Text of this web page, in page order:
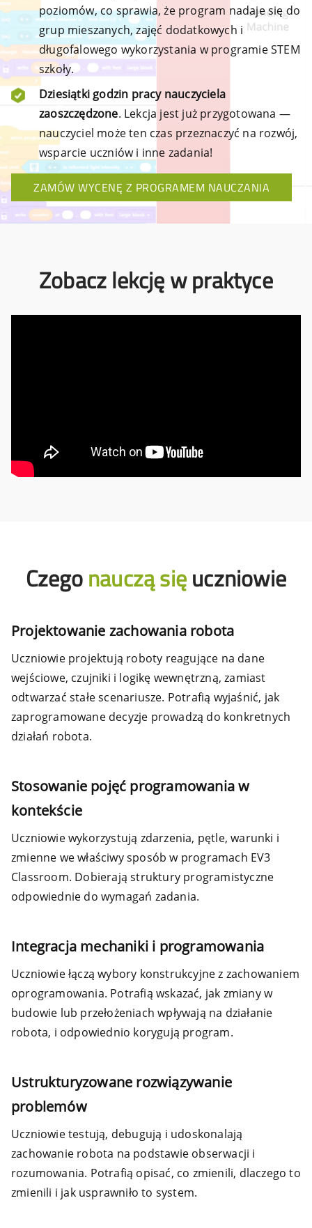
poziomów, co sprawia, że program nadaje się do
grup mieszanych, zajęć dodatkowych i
długofalowego wykorzystania w programie STEM
szkoły.
Dziesiątki godzin pracy nauczyciela
zaoszczędzone. Lekcja jest już przygotowana —
nauczyciel może ten czas przeznaczyć na rozwój,
wsparcie uczniów i inne zadania!
ZAMÓW WYCENĘ Z PROGRAMEM NAUCZANIA
Zobacz lekcję w praktyce
Czegonauczą sięuczniowie
Projektowanie zachowania robota
Uczniowie projektują roboty reagujące na dane
wejściowe, czujniki i logikę wewnętrzną, zamiast
odtwarzać stałe scenariusze. Potrafią wyjaśnić, jak
zaprogramowane decyzje prowadzą do konkretnych
działań robota.
Stosowanie pojęć programowania w
kontekście
Uczniowie wykorzystują zdarzenia, pętle, warunki i
zmienne we właściwy sposób w programach EV3
Classroom. Dobierają struktury programistyczne
odpowiednie do wymagań zadania.
Integracja mechaniki i programowania
Uczniowie łączą wybory konstrukcyjne z zachowaniem
oprogramowania. Potrafią wskazać, jak zmiany w
budowie lub przełożeniach wpływają na działanie
robota, i odpowiednio korygują program.
Ustrukturyzowane rozwiązywanie
problemów
Uczniowie testują, debugują i udoskonalają
zachowanie robota na podstawie obserwacji i
rozumowania. Potrafią opisać, co zmienili, dlaczego to
zmienili i jak usprawniło to system.